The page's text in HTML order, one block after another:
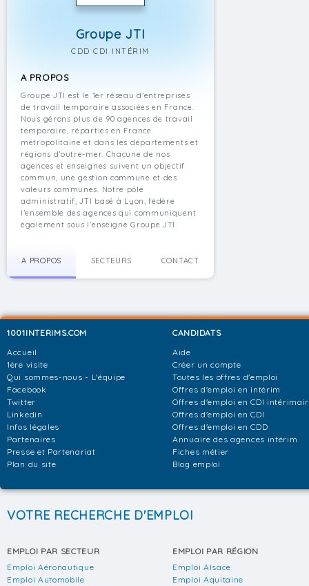
Groupe JTI
CDD CDI INTÉRIM
A PROPOS
Groupe JTI est le 1er réseau d’entreprises
de travail temporaire associées en France.
Nous gérons plus de 90 agences de travail
temporaire, réparties en France
métropolitaine et dans les départements et
régions d’outre-mer. Chacune de nos
agences et enseignes suivent un objectif
commun, une gestion commune et des
valeurs communes. Notre pôle
administratif, JTI basé à Lyon, fédère
l’ensemble des agences qui communiquent
également sous l’enseigne Groupe JTI.
A PROPOS SECTEURS CONTACT
1001INTERIMS.COM
Accueil
1ère visite
Qui sommes-nous - L'équipe
Facebook
Twitter
Linkedin
Infos légales
Partenaires
Presse et Partenariat
Plan du site
CANDIDATS
Aide
Créer un compte
Toutes les offres d'emploi
Offres d'emploi en intérim
Offres d'emploi en CDI
Offres d'emploi en CDI
Offres d'emploi en CDD
Annuaire des agences intérim
Fiches métier
Blog emploi
VOTRE RECHERCHE D'EMPLOI
EMPLOI PAR SECTEUR
Emploi Aéronautique
Emploi Automobile
EMPLOI PAR RÉGION
Emploi Alsace
Emploi Aquitaine